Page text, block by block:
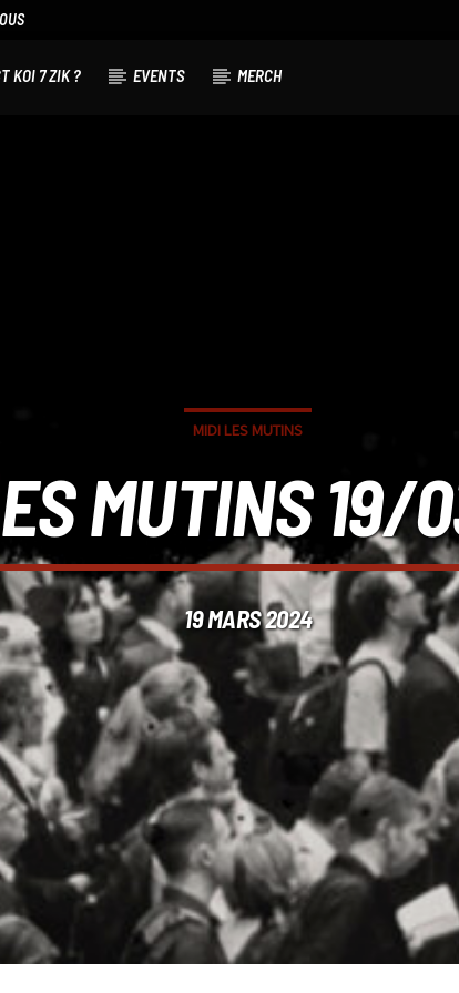
KOI 7 ZIK ? EVENTS MERCH
MIDI LES MUTINS
MUTINS
19 MARS 2024